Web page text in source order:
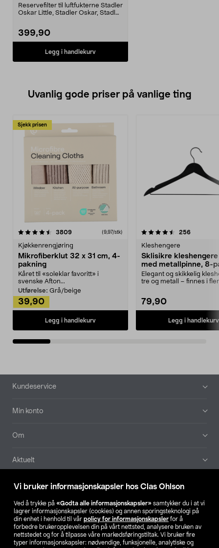
Vi bruker informasjonskapsler hos Clas Ohlson
Ved å trykke på «Godta alle informasjonskapsler» samtykker du i at vi
lagrer informasjonskapsler (cookies) og annen sporingsteknologi på
din enhet i henhold til vår policy for informasjonskapsler for å
forbedre brukeropplevelsen din på vårt nettsted, analysere bruken av
nettstedet og for å tilpasse våre markedsføringstiltak. Vi bruker fire
typer informasjonskapsler: nødvendige, funksjonelle, analytiske og
Reservefilter til luftfukterne Stadler
Oskar Little, Stadler Oskar, Stadler
399,90
Legg i handlekurv
Uvanlig gode priser på vanlige ting
Sjekk prisen
3809anmeldelser(9,97/stk)
Kjøkkenrengjøring
Mikrofiberklut 32 x 31 cm, 4-
pakning
Kåret til «soleklar favoritt» i
svenske Afton...
Utførelse: Grå/beige
39,90
Legg i handlekurv
4.5av 5 stjerner 256
Kleshengere
Sklisikre
med metallpinne, 8-
Elegant og skikkelig
tre og metall – finnes i
79,90
Legg i handlekurv
4.5av 5 stjerner
Bunntekst
Kundeservice
Min konto
Om
Aktuelt
Våre selskaper
Finn din butikk
SE NO FI